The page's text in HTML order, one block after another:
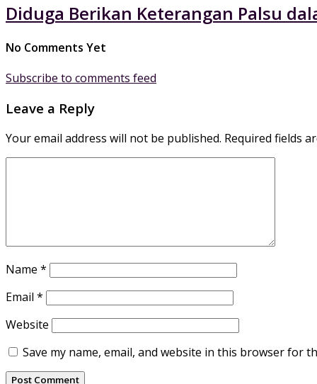
Diduga Berikan Keterangan Palsu
No Comments Yet
Subscribe to comments feed
Leave a Reply
Your email address will not be published. Required fields
Name *
Email *
Website
Save my name, email, and website in this browser for